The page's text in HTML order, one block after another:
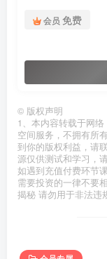
会员 免费
© 版权声明
1、本内容转载于网
空间服务，不拥有所
到你的版权利益，请
源仅供测试和学习，
如遇到充值付费环节
需要投资的一律不要
揭秘 请勿用于非法违